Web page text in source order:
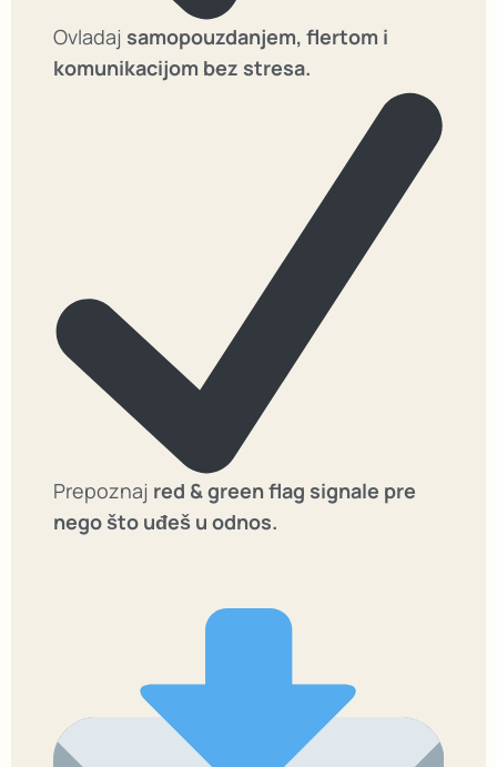
Ovladaj samopouzdanjem, flertom i
komunikacijom bez stresa.
Prepoznaj red & green flag signale pre
nego što uđeš u odnos.